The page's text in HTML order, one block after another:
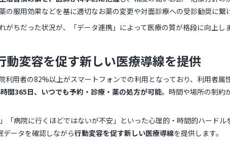
服用効果などを基に適切なお薬の変更や対面診療への受診勧奨に繋
ちだった状況が、「データ連携」によって医療の質が格段に向上しま
動変容を促す新しい医療導線を提供
利用者の82%以上がスマートフォンでの利用となっており、利用者属
間365日、いつでも予約・診療・薬の処方が可能。時間や場所の制約
「病院に行くほどではないが不安」といった心理的・時間的ハード
ータを確認しながら行動変容を促す新しい医療導線を提供します。